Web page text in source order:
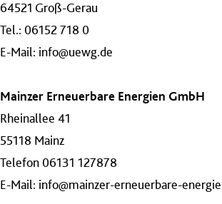
64521 Groß-Gerau
Tel.: 06152 718 0
E-Mail: info@uewg.de
Mainzer Erneuerbare Energien GmbH
Rheinallee 41
55118 Mainz
Telefon 06131 127878
E-Mail: info@mainzer-erneuerbare-